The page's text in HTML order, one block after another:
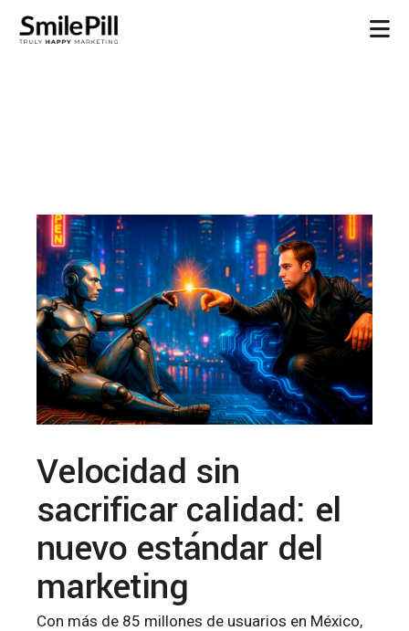
Velocidad sin
sacrificar calidad: el
nuevo estándar del
marketing
Con más de 85 millones de usuarios en México,